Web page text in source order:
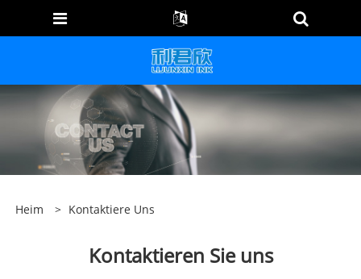
Heim > Kontaktiere Uns
Kontaktieren Sie uns